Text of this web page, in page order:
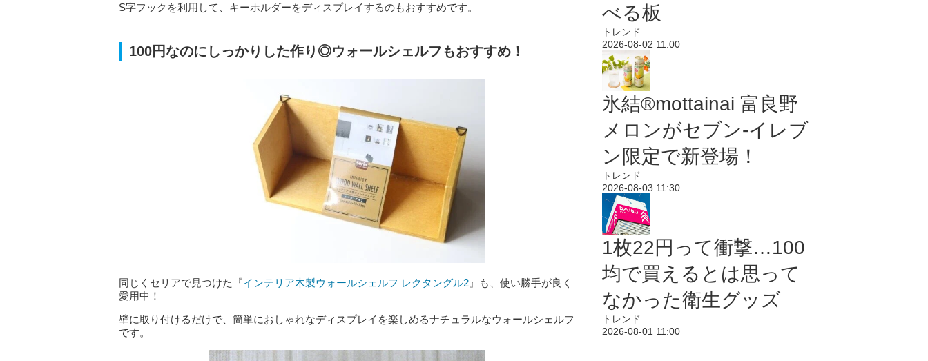
S字フックを利用して、キーホルダーをディスプレイするのもおすすめです。
100円なのにしっかりした作り◎ウォールシェルフもおすすめ！
同じくセリアで見つけた『インテリア木製ウォールシェルフ レクタングル2 』も、使い勝手が良く
愛用中！
壁に取り付けるだけで、簡単におしゃれなディスプレイを楽しめるナチュラルなウォールシェルフ
です。
べる板
トレンド
2026-08-02 11:00
氷結®mottainai 富良野
メロンがセブン‐イレブ
ン限定で新登場！
トレンド
2026-08-03 11:30
1枚22円って衝撃…100
均で買えるとは思って
なかった衛生グッズ
トレンド
2026-08-01 11:00